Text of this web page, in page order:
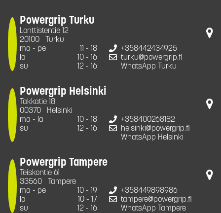
Powergrip Turku
Lonttistentie 12
20100
Turku
ma - pe
11 - 18
la
10 - 16
su
12 - 16
+358442434925
turku@powergrip.fi
WhatsApp Turku
Powergrip Helsinki
Takkatie 18
00370
Helsinki
ma - la
10 - 18
su
12 - 16
+358400268182
helsinki@powergrip.fi
WhatsApp Helsinki
Powergrip Tampere
Teiskontie 61
33560
Tampere
ma - pe
10 - 19
la
10 - 17
su
12 - 16
+358449898986
tampere@powergrip.fi
WhatsApp Tampere